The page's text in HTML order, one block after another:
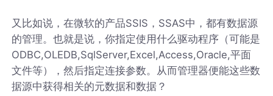
又比如说，在微软的产品SSIS，SSAS中，都有数据源
的管理。也就是说，你指定使用什么驱动程序（可能是
ODBC,OLEDB,SqlServer,Excel,Access,Oracle,平面
文件等），然后指定连接参数。从而管理器便能这些数
据源中获得相关的元数据和数据？